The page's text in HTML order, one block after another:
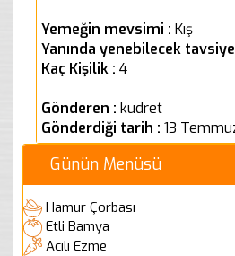
Yemeğin mevsimi : Kış
Yanında yenebilecek
Kaç Kişilik : 4
Gönderen : kudret
Gönderdiği tarih : 13
Günün Menüsü
Hamur Çorbası
Etli Bamya
Acılı Ezme